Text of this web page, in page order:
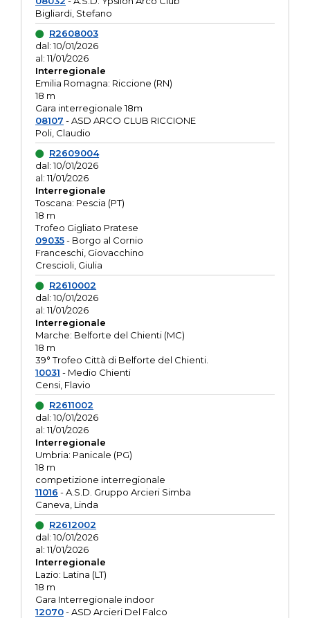
Bigliardi, Stefano
R2608003
dal: 10/01/2026
al: 11/01/2026
Interregionale
Emilia Romagna: Riccione (RN)
18 m
Gara interregionale 18m
08107 - ASD ARCO CLUB RICCIONE
Poli, Claudio
R2609004
dal: 10/01/2026
al: 11/01/2026
Interregionale
Toscana: Pescia (PT)
18 m
Trofeo Gigliato Pratese
09035- Borgo al Cornio
Franceschi, Giovacchino
Crescioli, Giulia
R2610002
dal: 10/01/2026
al: 11/01/2026
Interregionale
Marche: Belforte del Chienti (MC)
18 m
39° Trofeo Città di Belforte del Chienti.
10031 - Medio Chienti
Censi, Flavio
R2611002
dal: 10/01/2026
al: 11/01/2026
Interregionale
Umbria: Panicale (PG)
18 m
competizione interregionale
11016 - A.S.D. Gruppo Arcieri Simba
Caneva, Linda
R2612002
dal: 10/01/2026
al: 11/01/2026
Interregionale
Lazio: Latina (LT)
18 m
Gara Interregionale indoor
12070- ASD Arcieri Del Falco